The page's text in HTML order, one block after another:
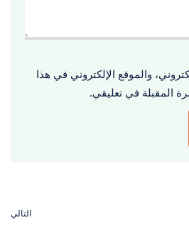
والموقع الإلكتروني في هذا
المقبلة في تعليقي.
التالي